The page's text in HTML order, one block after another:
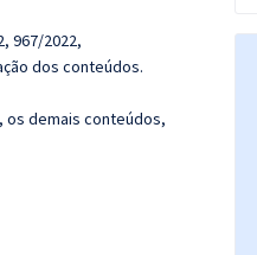
967/2022,
dos conteúdos.
os demais conteúdos,